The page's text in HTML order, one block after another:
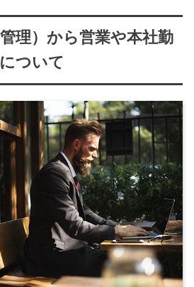
理）から営業や本社勤
ついて